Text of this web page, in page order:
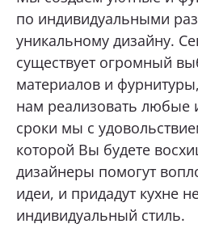
по индивидуальными
уникальному дизайну.
существует огромный
материалов и
нам реализовать любые
сроки мы с
которой Вы будете
дизайнеры помогут
идеи, и придадут кухне
индивидуальный стиль.
Нажимая кнопку
на обработку моих
Федеральным законом от
определенных вСогласии на